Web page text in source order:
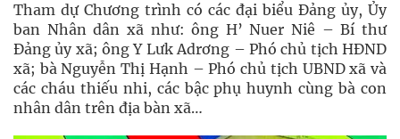
Tham dự Chương trình có các đại biểu Đảng ủy, Ủy
ban Nhân dân xã như: ông H’ Nuer Niê – Bí thư
Đảng ủy xã; ông Y Lưk Adrơng – Phó chủ tịch HĐND
xã; bà Nguyễn Thị Hạnh – Phó chủ tịch UBND xã và
các cháu thiếu nhi, các bậc phụ huynh cùng bà con
nhân dân trên địa bàn xã…